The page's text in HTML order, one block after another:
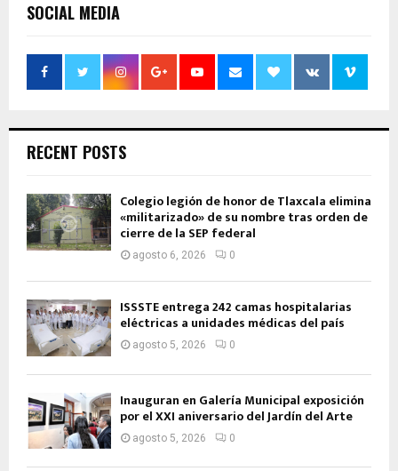
SOCIAL MEDIA
RECENT POSTS
Colegio legión de honor de Tlaxcala elimina
«militarizado» de su nombre tras orden de
cierre de la SEP federal
agosto 6, 2026 0
ISSSTE entrega 242 camas hospitalarias
eléctricas a unidades médicas del país
agosto 5, 2026 0
Inauguran en Galería Municipal exposición
por el XXI aniversario del Jardín del Arte
agosto 5, 2026 0